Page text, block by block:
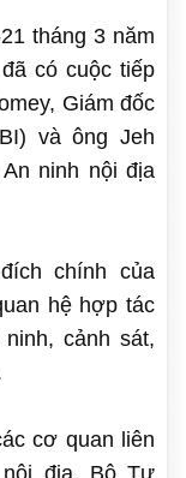
tháng 3 năm
có cuộc tiếp
Giám đốc
và ông Jeh
ninh nội địa
chính của
hệ hợp tác
cảnh sát,
cơ quan liên
địa, Bộ Tư